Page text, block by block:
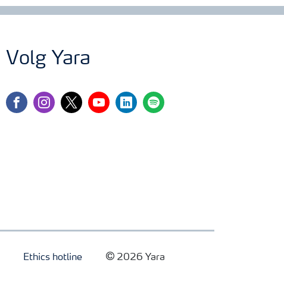
Volg Yara
facebookinstagram
twitteryoutubelinkedinspotify
Ethics hotline 2026 Yara